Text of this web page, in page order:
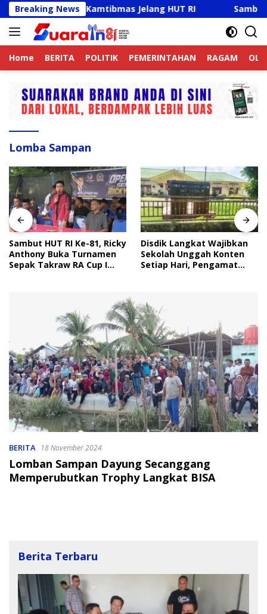
Langsung
ke
konten
Breaking News
Jaga Kamtibmas Jelang HUT RI Sambut HUT
Home BERITA POLITIK PEMERINTAHAN RAGAM
Lomba Sampan
Sambut HUT RI Ke-81, Ricky
Anthony Buka Turnamen
Sepak Takraw RA Cup I
Disdik Langkat Wajibkan
Sekolah Unggah Konten
Setiap Hari, Pengamat
BERITA 18 November 2024
Lomban Sampan Dayung Secanggang
Memperubutkan Trophy Langkat BISA
Berita Terbaru